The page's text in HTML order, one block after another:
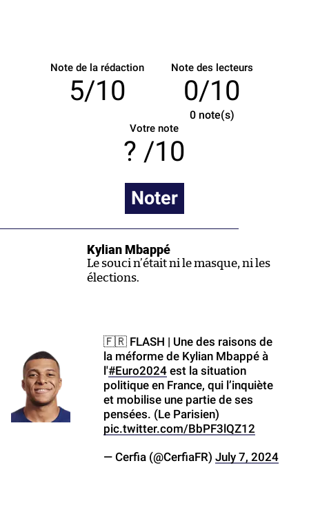
Note de la rédaction
5/10
Note des lecteurs
0/10
0note(s)
Votre note
/10
Noter
Kylian Mbappé
Le souci n’était ni le masque, ni les
élections.
🇫🇷 FLASH | Une des raisons de
la méforme de Kylian Mbappé à
l'#Euro2024 est la situation
politique en France, qui l’inquiète
et mobilise une partie de ses
pensées. (Le Parisien)
pic.twitter.com/BbPF3lQZ12
— Cerfia (@CerfiaFR) July 7, 2024